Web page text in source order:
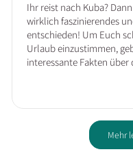
Ihr reist nach Kuba?
wirklich faszinierendes
entschieden! Um Euch
Urlaub einzustimmen,
interessante Fakten über
Mehr